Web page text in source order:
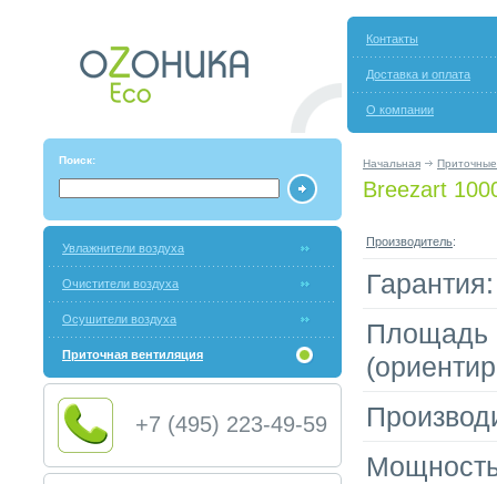
Контакты
Доставка и оплата
О компании
Поиск: Начальная Приточные
Breezart
Увлажнители воздуха
Очистители воздуха
Осушители воздуха
Приточная вентиляция
+7 (495) 223-49-59
Производитель:
Гарантия:
Площадь